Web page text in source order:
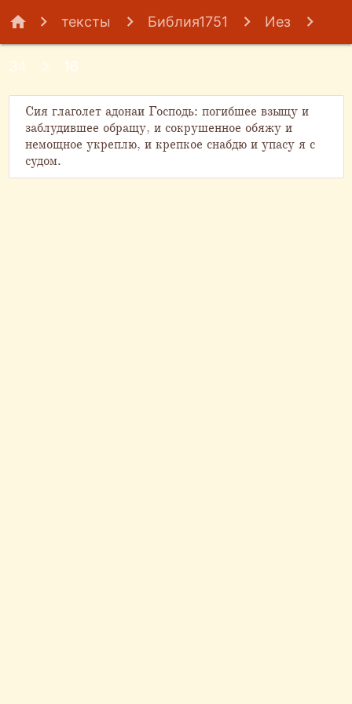
home тексты Библия1751 Иез
16
Сия глаголет адонаи Господь: погибшее взыщу и
заблудившее обращу, и сокрушенное обяжу и
немощное укреплю, и крепкое снабдю и упасу я с
судом.